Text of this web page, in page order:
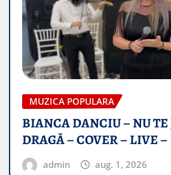
MUZICA POPULARA
BIANCA DANCIU – NU TE
DRAGĂ – COVER – LIVE –
admin aug. 1, 2026